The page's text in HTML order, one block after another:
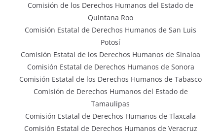
Comisión de los Derechos Humanos del Estado de
Quintana Roo
Comisión Estatal de Derechos Humanos de San Luis
Potosí
Comisión Estatal de los Derechos Humanos de Sinaloa
Comisión Estatal de Derechos Humanos de Sonora
Comisión Estatal de los Derechos Humanos de Tabasco
Comisión de Derechos Humanos del Estado de
Tamaulipas
Comisión Estatal de Derechos Humanos de Tlaxcala
Comisión Estatal de Derechos Humanos de Veracruz